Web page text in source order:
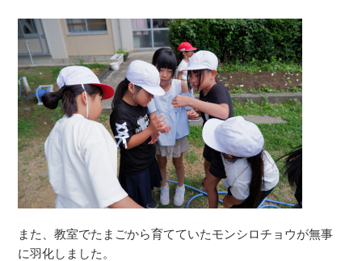
また、教室でたまごから育てていたモンシロチョウが無事
に羽化しました。